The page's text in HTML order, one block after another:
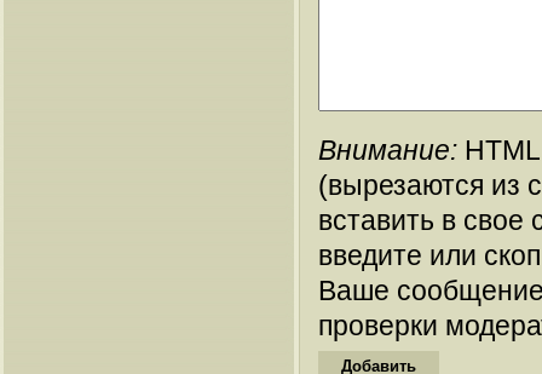
Внимание:
(вырезаются из
вставить в
введите или
Ваше
проверки